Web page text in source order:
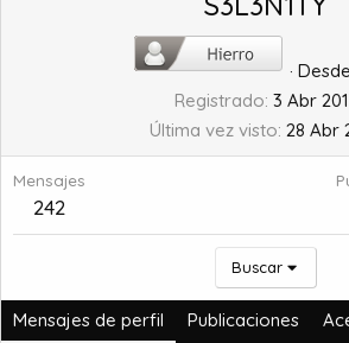
· Desde
Registrado 3 Abr
Última vez visto 28 Abr
Mensajes
242
Buscar
Mensajes de perfil Publicaciones